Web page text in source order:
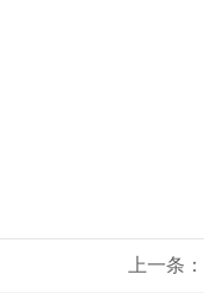
上一条：